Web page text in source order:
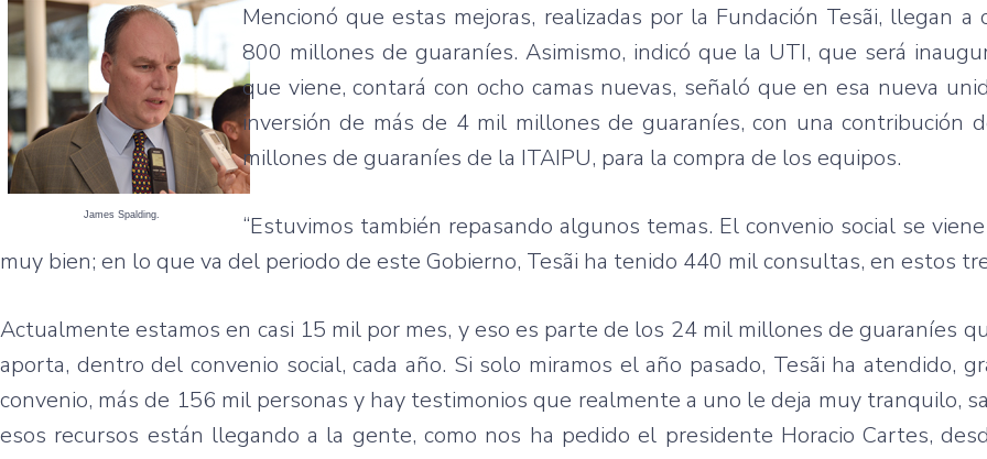
James Spalding.
Mencionó que estas mejoras, realizadas por la Fundación Tesãi, llegan a
800 millones de guaraníes. Asimismo, indicó que la UTI, que será
que viene, contará con ocho camas nuevas, señaló que en esa nueva
inversión de más de 4 mil millones de guaraníes, con una contribución
millones de guaraníes de la ITAIPU, para la compra de los equipos.
“Estuvimos también repasando algunos temas. El convenio social se
muy bien; en lo que va del periodo de este Gobierno, Tesãi ha tenido 440 mil consultas, en estos
Actualmente estamos en casi 15 mil por mes, y eso es parte de los 24 mil millones de guaraníes
aporta, dentro del convenio social, cada año. Si solo miramos el año pasado, Tesãi ha atendido,
convenio, más de 156 mil personas y hay testimonios que realmente a uno le deja muy tranquilo,
esos recursos están llegando a la gente, como nos ha pedido el presidente Horacio Cartes,